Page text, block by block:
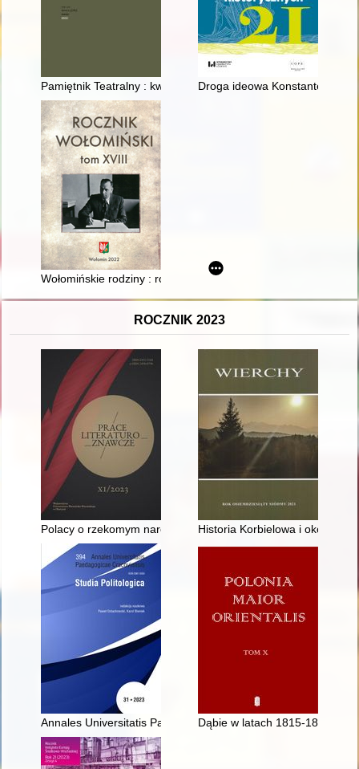
Pamiętnik Teatralny : kwartalnik poświęcony historii i krytyce
Droga ideowa Konstantego
Wołomińskie rodziny : rodzina Ząbek : Cecylia Kostecka z d.
ROCZNIK 2023
Polacy o rzekomym narodowym socjalizmie Stefana
Historia Korbielowa i okolic -
Annales Universitatis Paedagogicae Cracoviensis. [T.] 31
Dąbie w latach 1815-1866 :